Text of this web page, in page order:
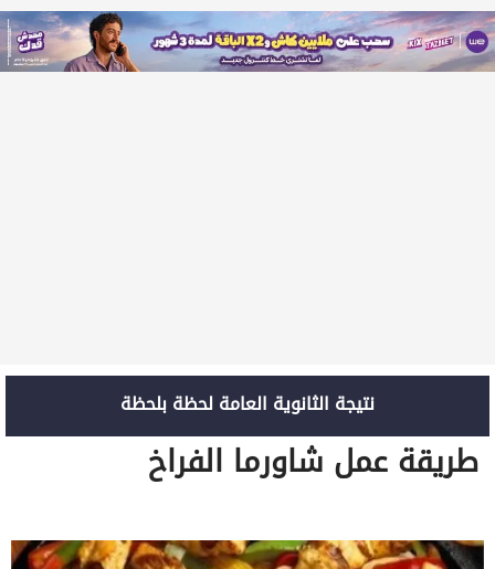
نتيجة الثانوية العامة لحظة بلحظة
طريقة عمل شاورما الفراخ